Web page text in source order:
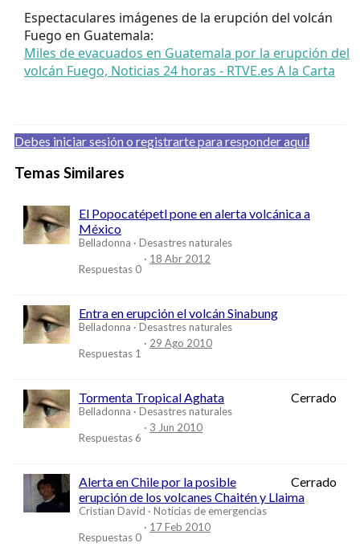
Espectaculares imágenes de la erupción del volcán
Fuego en Guatemala:
Miles de evacuados en Guatemala por la erupción del
volcán Fuego, Noticias 24 horas - RTVE.es A la Carta
Debes iniciar sesión o registrarte para responder aquí.
Temas Similares
El Popocatépetl pone en alerta volcánica a
México
Belladonna Desastres naturales
Respuestas 0
18 Abr 2012
Entra en erupción el volcán Sinabung
Belladonna Desastres naturales
Respuestas 1
29 Ago 2010
Cerrado
Tormenta Tropical Aghata
Belladonna Desastres naturales
Respuestas 6
3 Jun 2010
Cerrado
Alerta en Chile por la posible
erupción de los volcanes Chaitén y Llaima
Cristian David Noticias de emergencias
Respuestas 0
17 Feb 2010